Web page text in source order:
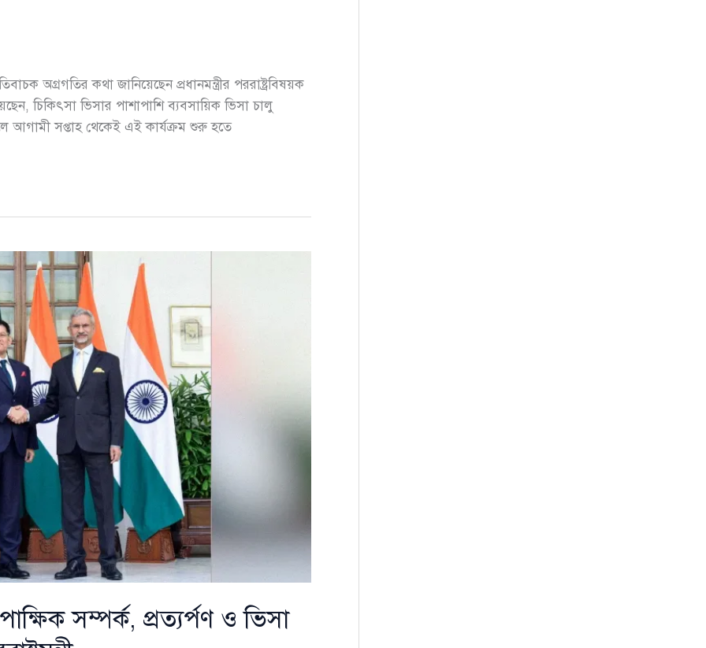
অগ্রগতির কথা জানিয়েছেন প্রধানমন্ত্রীর পররাষ্ট্রবিষয়ক
চিকিৎসা ভিসার পাশাপাশি ব্যবসায়িক ভিসা চালু
সপ্তাহ থেকেই এই কার্যক্রম শুরু হতে
সম্পর্ক, প্রত্যর্পণ ও ভিসা